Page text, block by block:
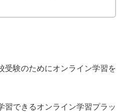
受験のためにオンライン学習を
習できるオンライン学習プラッ